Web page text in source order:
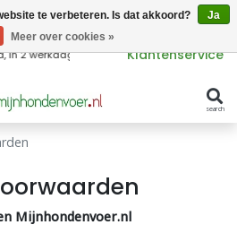
Klantenservice
zoek?
Mijnhondenvoer.nl
te verbeteren. Is dat akkoord?
Ja
Meer over cookies »